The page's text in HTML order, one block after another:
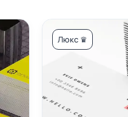
Люкс ♛